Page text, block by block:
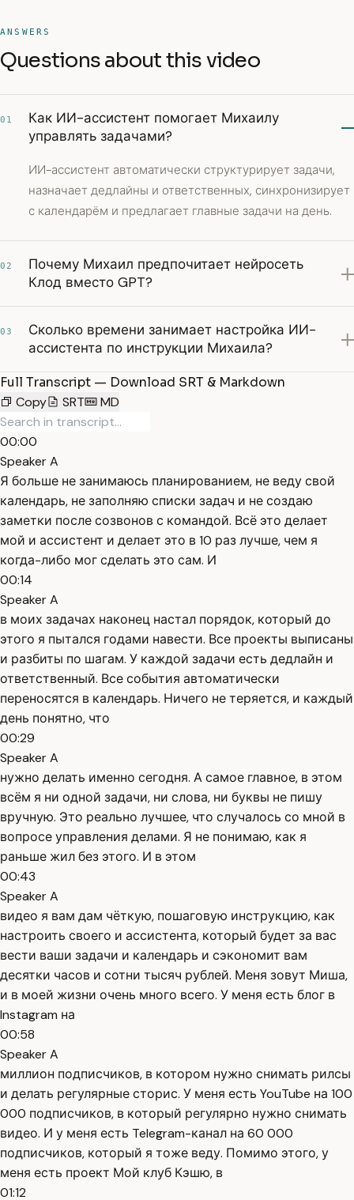
ANSWERS
Questions about this video
01
Как ИИ-ассистент помогает Михаилу
управлять задачами?
ИИ-ассистент автоматически структурирует задачи,
назначает дедлайны и ответственных, синхронизирует
с календарём и предлагает главные задачи на день.
02
Почему Михаил предпочитает нейросеть
Клод вместо GPT?
03
Сколько времени занимает настройка ИИ-
ассистента по инструкции Михаила?
Full Transcript — Download SRT & Markdown
Copy
SRT MD
00:00
Speaker A
Я больше не занимаюсь планированием, не веду свой
календарь, не заполняю списки задач и не создаю
заметки после созвонов с командой. Всё это делает
мой и ассистент и делает это в 10 раз лучше, чем я
когда-либо мог сделать это сам. И
00:14
Speaker A
в моих задачах наконец настал порядок, который до
этого я пытался годами навести. Все проекты выписаны
и разбиты по шагам. У каждой задачи есть дедлайн и
ответственный. Все события автоматически
переносятся в календарь. Ничего не теряется, и каждый
день понятно, что
00:29
Speaker A
нужно делать именно сегодня. А самое главное, в этом
всём я ни одной задачи, ни слова, ни буквы не пишу
вручную. Это реально лучшее, что случалось со мной в
вопросе управления делами. Я не понимаю, как я
раньше жил без этого. И в этом
00:43
Speaker A
видео я вам дам чёткую, пошаговую инструкцию, как
настроить своего и ассистента, который будет за вас
вести ваши задачи и календарь и сэкономит вам
десятки часов и сотни тысяч рублей. Меня зовут Миша,
и в моей жизни очень много всего. У меня есть блог в
Instagram на
00:58
Speaker A
миллион подписчиков, в котором нужно снимать рилсы
и делать регулярные сторис. У меня есть YouTube на 100
000 подписчиков, в который регулярно нужно снимать
видео. И у меня есть Telegram-канал на 60 000
подписчиков, который я тоже веду. Помимо этого, у
меня есть проект Мой клуб Кэшю, в
01:12